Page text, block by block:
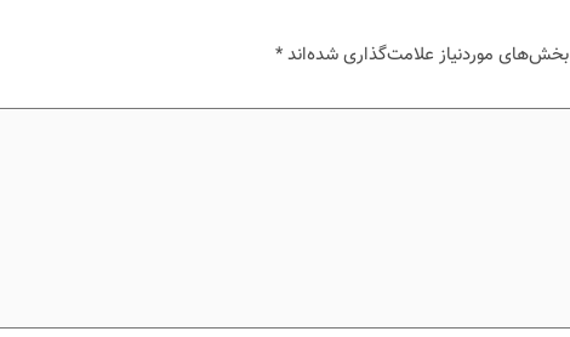
بخش‌های موردنیاز علامت‌گذاری شده‌اند*